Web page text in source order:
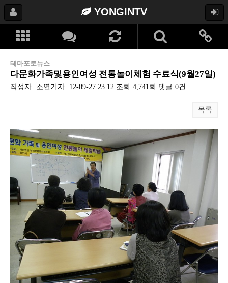
YONGINTV
테마포토뉴스
다문화가족및용인여성 전통놀이체험 수료식(9월27일)
작성자 소연기자 12-09-27 23:12 조회 4,741회 댓글 0건
목록
본문